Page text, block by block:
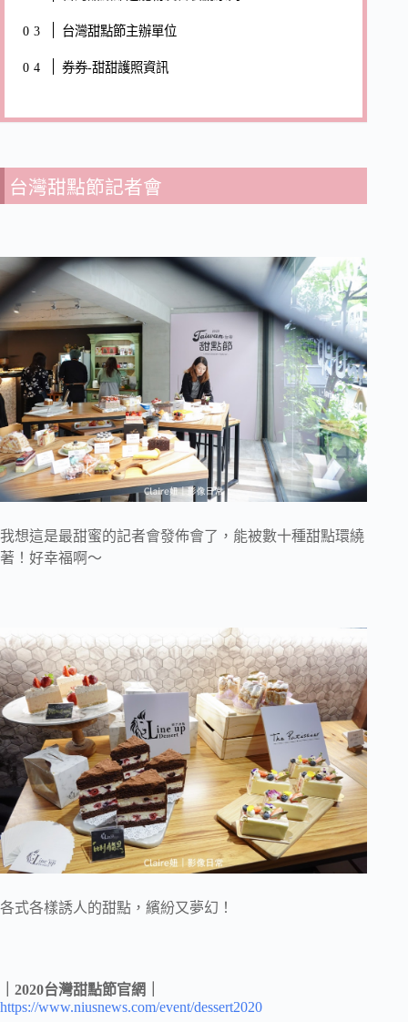
台灣甜點節主辦單位
券券-甜甜護照資訊
台灣甜點節記者會
我想這是最甜蜜的記者會發佈會了，能被數十種甜點環繞
著！好幸福啊～
各式各樣誘人的甜點，繽紛又夢幻！
｜2020台灣甜點節官網｜
https://www.niusnews.com/event/dessert2020